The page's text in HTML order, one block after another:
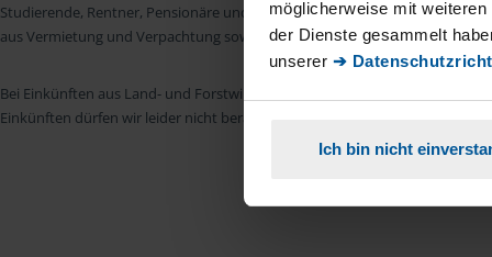
möglicherweise mit
der Dienste gesammelt
unserer ➔
Ich bin nicht
Studierende, Rentner, Pensionäre und Unterhaltsempfänger nach § 4 Nr.
aus Vermietung und Verpachtung sowie Kapitalerträgen sind wir in vielen
Bei Einkünften aus Land- und Forstwirtschaft, aus Gewerbebetrieb, aus
Einkünften dürfen wir leider nicht beraten.